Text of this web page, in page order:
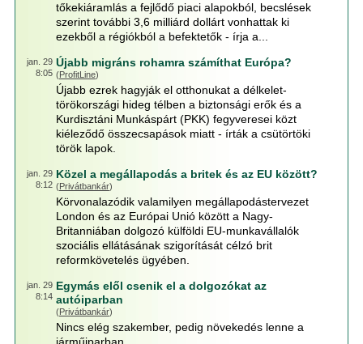
tőkekiáramlás a fejlődő piaci alapokból, becslések
szerint további 3,6 milliárd dollárt vonhattak ki
ezekből a régiókból a befektetők - írja a...
jan. 29
8:05
Újabb migráns rohamra számíthat Európa?
(ProfitLine)
Újabb ezrek hagyják el otthonukat a délkelet-
törökországi hideg télben a biztonsági erők és a
Kurdisztáni Munkáspárt (PKK) fegyveresei közt
kiéleződő összecsapások miatt - írták a csütörtöki
török lapok.
jan. 29
8:12
Közel a megállapodás a britek és az EU között?
(Privátbankár)
Körvonalazódik valamilyen megállapodástervezet
London és az Európai Unió között a Nagy-
Britanniában dolgozó külföldi EU-munkavállalók
szociális ellátásának szigorítását célzó brit
reformkövetelés ügyében.
jan. 29
8:14
Egymás elől csenik el a dolgozókat az
autóiparban
(Privátbankár)
Nincs elég szakember, pedig növekedés lenne a